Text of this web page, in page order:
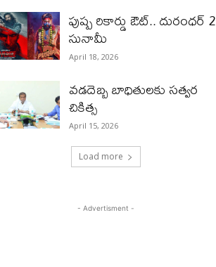
పుష్ప రికార్డు ఔట్‌.. దురంధ‌ర్ 2
సునామీ
April 18, 2026
వడదెబ్బ బాధితులకు సత్వర
చికిత్స
April 15, 2026
Load more
- Advertisment -